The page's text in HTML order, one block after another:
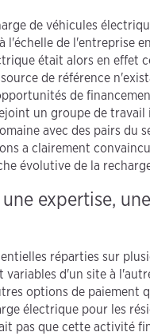
de véhicules
de l'entreprise
était alors en effet
de référence
de
un groupe de
avec des pairs du
a clairement
évolutive de la
expertise,
réparties sur
d'un site à
options de paiement
électrique pour les
pas que cette activité